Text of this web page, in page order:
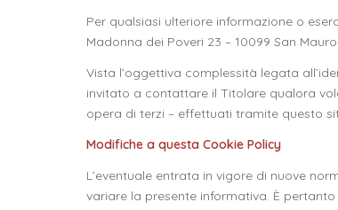
Per qualsiasi ulteriore informazione o
Madonna dei Poveri 23 – 10099 San
Vista l’oggettiva complessità legata
invitato a contattare il Titolare qualora
opera di terzi – effettuati tramite questo
Modifiche a questa Cookie Policy
L’eventuale entrata in vigore di nuove
variare la presente informativa. È